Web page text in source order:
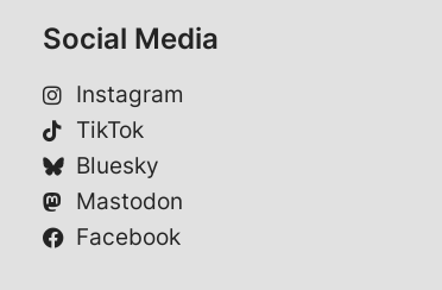
Social Media
Instagram
TikTok
Bluesky
Mastodon
Facebook